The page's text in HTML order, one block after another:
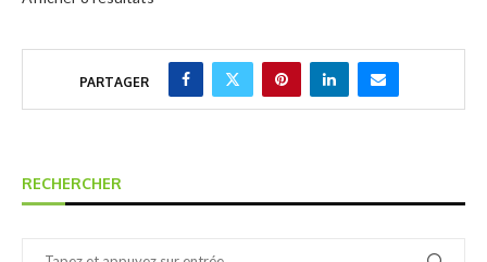
PARTAGER
RECHERCHER